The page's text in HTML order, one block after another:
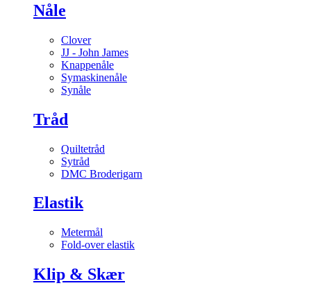
Nåle
Clover
JJ - John James
Knappenåle
Symaskinenåle
Synåle
Tråd
Quiltetråd
Sytråd
DMC Broderigarn
Elastik
Metermål
Fold-over elastik
Klip & Skær